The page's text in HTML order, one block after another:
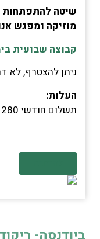
שיטה להתפתחות
מוזיקה ומפגש
קבוצה שבועית בי
ניתן להצטרף, לא
העלות:
תשלום חודשי 280 ש"ח